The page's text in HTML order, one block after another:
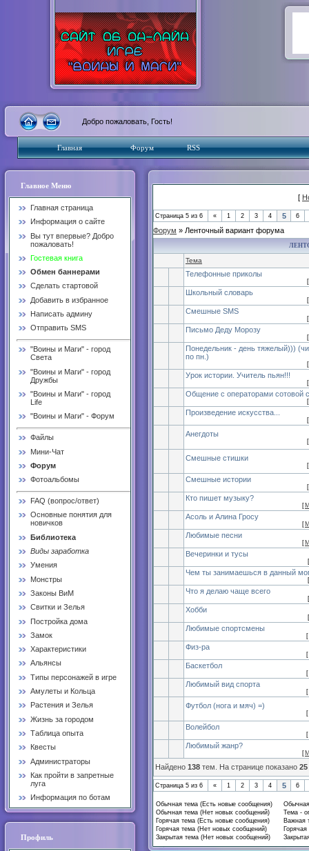
Добро пожаловать, Гость!
Главная Форум RSS
Главное Меню
Главная страница
Информация о сайте
Вы тут впервые? Добро
пожаловать!
Гостевая книга
Обмен баннерами
Сделать стартовой
Добавить в избранное
Написать админу
Отправить SMS
"Воины и Маги" - город
Света
"Воины и Маги" - город
Дружбы
"Воины и Маги" - город
Life
"Воины и Маги" - Форум
Файлы
Мини-Чат
Форум
Фотоальбомы
FAQ (вопрос/ответ)
Основные понятия для
новичков
Библиотека
Виды заработка
Умения
Монстры
Законы ВиМ
Свитки и Зелья
Постройка дома
Замок
Характеристики
Альянсы
Типы персонажей в игре
Амулеты и Кольца
Растения и Зелья
Жизнь за городом
Таблица опыта
Квесты
Администраторы
Как пройти в запретные
луга
Информация по ботам
Профиль
[
Страница 5 из 6 « 1 2 3 4 5 6
Форум » Ленточный вариант форума
Тема
Телефонные приколы
[
Школьный словарь
[
Смешные SMS
[
Письмо Деду Морозу
[
Понедельник - день тяжелый)))
по пн.)
[
Урок истории. Учитель пьян!!!
[
Общение с операторами сотовой
[
Произведение искусства...
[
Анегдоты
[
Смешные стишки
[
Смешные истории
[
Кто пишет музыку?
[
Асоль и Алина Гросу
[
Любимые песни
[
Вечеринки и тусы
[
Чем ты занимаешься в данный
[
Что я делаю чаще всего
[
Хобби
[
Любимые спортсмены
[
Физ-ра
[
Баскетбол
[
Любимый вид спорта
[
Футбол (нога и мяч) =)
[
Волейбол
[
Любимый жанр?
[
Найдено 138 тем. На странице показано 25
Страница 5 из 6 « 1 2 3 4 5 6
Обычная тема (Есть новые сообщения)
Обычная тема (Нет новых сообщений)
Тема -
Горячая тема (Есть новые сообщения)
Важная
Горячая тема (Нет новых сообщений)
Горячая
Закрытая тема (Нет новых сообщений)